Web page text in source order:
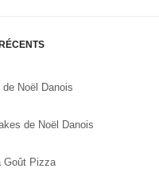
de Noël Danois
de Noël Danois
Goût Pizza